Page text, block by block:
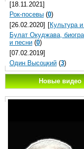
[18.11.2021]
Рок-посевы (0)
[26.02.2020] [Культура
Булат Окуджава,
и песни (0)
[07.02.2019]
Один Высоцкий (3)
Новые видео